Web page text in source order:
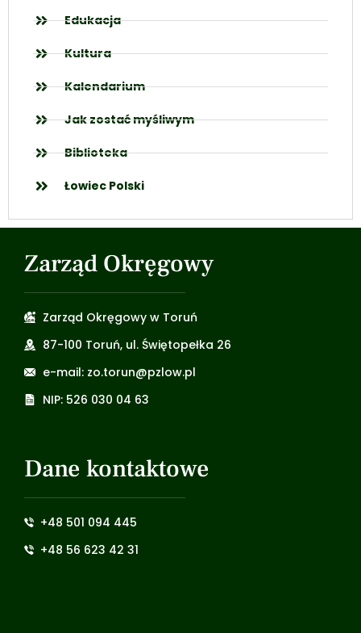
Edukacja
Kultura
Kalendarium
Jak zostać myśliwym
Biblioteka
Łowiec Polski
Zarząd Okręgowy
Zarząd Okręgowy w Toruń
87-100 Toruń, ul. Świętopełka 26
e-mail: zo.torun@pzlow.pl
NIP: 526 030 04 63
Dane kontaktowe
+48 501 094 445
+48 56 623 42 31